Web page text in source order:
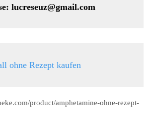
lucreseuz@gmail.com
ohne Rezept kaufen
product/amphetamine-ohne-rezept-